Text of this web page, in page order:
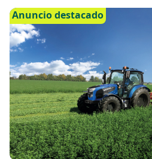
Anuncio destacado